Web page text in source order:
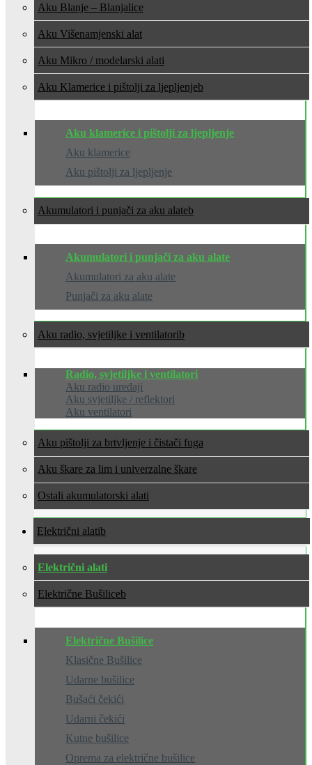
Aku Blanje – Blanjalice
Aku Višenamjenski alat
Aku Mikro / modelarski alati
Aku Klamerice i pištolji za ljepljenje
Aku klamerice i pištolji za ljepljenje
Aku klamerice
Aku pištolji za ljepljenje
Akumulatori i punjači za aku alate
Akumulatori i punjači za aku alate
Akumulatori za aku alate
Punjači za aku alate
Aku radio, svjetiljke i ventilatori
Radio, svjetiljke i ventilatori
Aku radio uređaji
Aku svjetiljke / reflektori
Aku ventilatori
Aku pištolji za brtvljenje i čistači fuga
Aku škare za lim i univerzalne škare
Ostali akumulatorski alati
Električni alati
Električni alati
Električne Bušilice
Električne Bušilice
Klasične Bušilice
Udarne bušilice
Bušaći čekići
Udarni čekići
Kutne bušilice
Oprema za električne bušilice